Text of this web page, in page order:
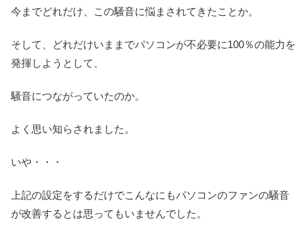
今までどれだけ、この騒音に悩まされてきたことか。
そして、どれだけいままでパソコンが不必要に100％の能力を
発揮しようとして、
騒音につながっていたのか。
よく思い知らされました。
いや・・・
上記の設定をするだけでこんなにもパソコンのファンの騒音
が改善するとは思ってもいませんでした。